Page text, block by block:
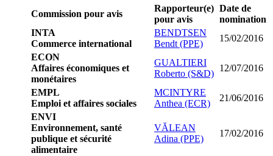
Commission pour avis
Rapporteur(e)
pour avis
Date de
nomination
INTA
Commerce international
BENDTSEN
Bendt (PPE)
15/02/2016
ECON
Affaires économiques et
monétaires
GUALTIERI
Roberto (S&D)
12/07/2016
EMPL
Emploi et affaires sociales
MCINTYRE
Anthea (ECR)
21/06/2016
ENVI
Environnement, santé
publique et sécurité
alimentaire
VĂLEAN
Adina (PPE)
17/02/2016